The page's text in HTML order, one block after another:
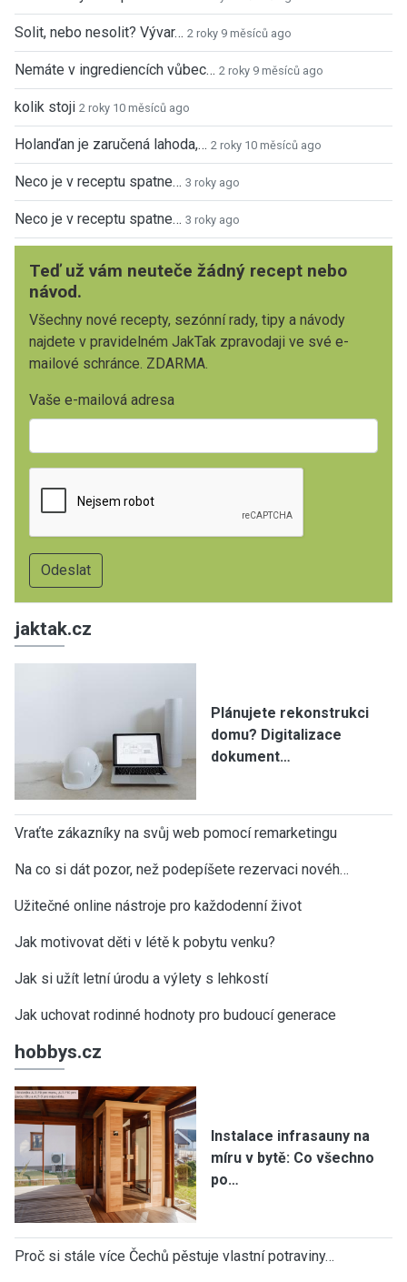
Solit, nebo nesolit? Vývar… 2 roky 9 měsíců ago
Nemáte v ingrediencích vůbec… 2 roky 9 měsíců ago
kolik stoji 2 roky 10 měsíců ago
Holanďan je zaručená lahoda,… 2 roky 10 měsíců ago
Neco je v receptu spatne… 3 roky ago
Neco je v receptu spatne… 3 roky ago
Teď už vám neuteče žádný recept nebo
návod.
Všechny nové recepty, sezónní rady, tipy a návody
najdete v pravidelném JakTak zpravodaji ve své e-
mailové schránce. ZDARMA.
Vaše e-mailová adresa
jaktak.cz
Plánujete rekonstrukci
domu? Digitalizace
dokument…
Vraťte zákazníky na svůj web pomocí remarketingu
Na co si dát pozor, než podepíšete rezervaci novéh…
Užitečné online nástroje pro každodenní život
Jak motivovat děti v létě k pobytu venku?
Jak si užít letní úrodu a výlety s lehkostí
Jak uchovat rodinné hodnoty pro budoucí generace
hobbys.cz
Instalace infrasauny na
míru v bytě: Co všechno
po…
Proč si stále více Čechů pěstuje vlastní potraviny…